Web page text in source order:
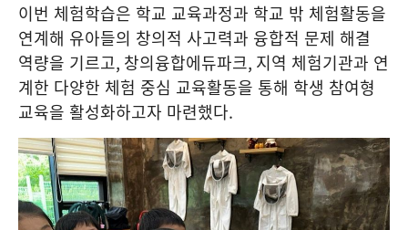
이번 체험학습은 학교 교육과정과 학교 밖 체험활동을
연계해 유아들의 창의적 사고력과 융합적 문제 해결
역량을 기르고, 창의융합에듀파크, 지역 체험기관과 연
계한 다양한 체험 중심 교육활동을 통해 학생 참여형
교육을 활성화하고자 마련했다.